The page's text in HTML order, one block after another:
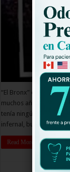
“El Bronx” es una
muchos años el barrio
tenía ningún control.
infernal, buscarán salir
Read More »